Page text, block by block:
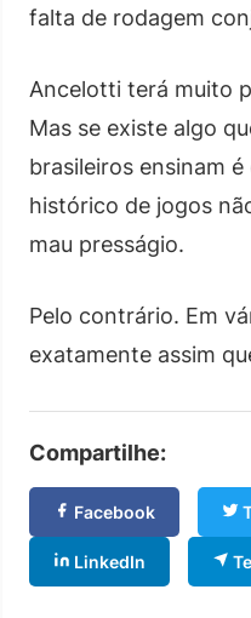
falta de rodagem
Ancelotti terá muito
Mas se existe algo
brasileiros ensinam
histórico de jogos
mau presságio.
Pelo contrário. Em
exatamente assim
Compartilhe:
Facebook
LinkedIn